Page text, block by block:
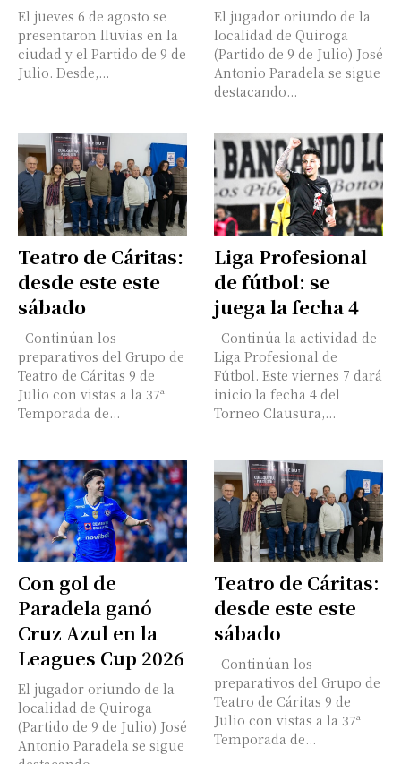
El jueves 6 de agosto se
presentaron lluvias en la
ciudad y el Partido de 9 de
Julio. Desde,...
El jugador oriundo de la
localidad de Quiroga
(Partido de 9 de Julio) José
Antonio Paradela se sigue
destacando...
Teatro de Cáritas:
desde este este
sábado
Continúan los
preparativos del Grupo de
Teatro de Cáritas 9 de
Julio con vistas a la 37ª
Temporada de...
Liga Profesional
de fútbol: se
juega la fecha 4
Continúa la actividad de
Liga Profesional de
Fútbol. Este viernes 7 dará
inicio la fecha 4 del
Torneo Clausura,...
Con gol de
Paradela ganó
Cruz Azul en la
Leagues Cup 2026
El jugador oriundo de la
localidad de Quiroga
(Partido de 9 de Julio) José
Antonio Paradela se sigue
Teatro de Cáritas:
desde este este
sábado
Continúan los
preparativos del Grupo de
Teatro de Cáritas 9 de
Julio con vistas a la 37ª
Temporada de...